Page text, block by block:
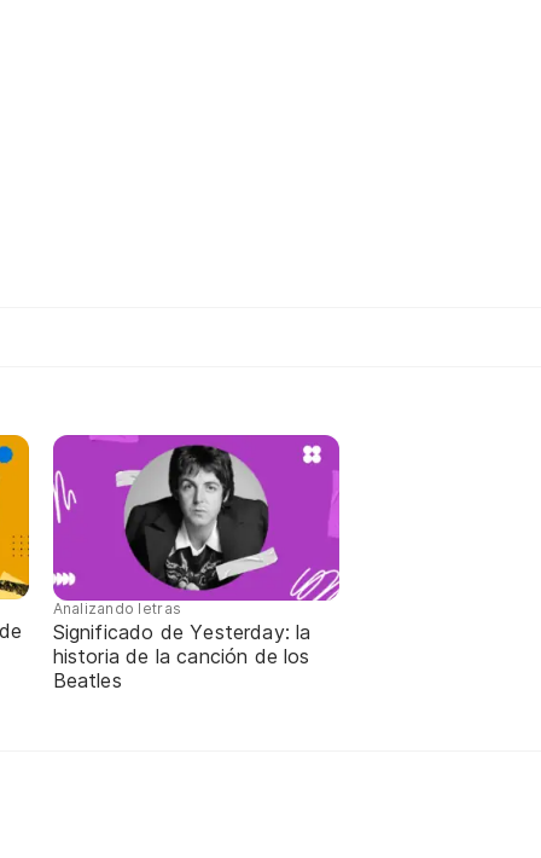
Analizando letras
Significado de Yesterday: la
historia de la canción de los
Beatles